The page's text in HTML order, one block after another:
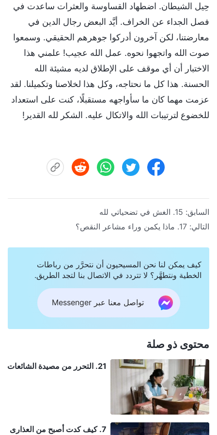
حِيل الشيطان. اضطهاد القساوسة والعثرات ساعدت في
فصل الجداء عن الخراف. أيَّد البعض رجال الدين في
معارضتنا، لكن آخرون أدركوا جوهرهم الحقيقي. وسمعوا
صوت الله واتجهوا نحوه. عمل الله عجيب! علمني هذا
الاختبار أن أي موقف على الإطلاق لديه مشيئة الله
الحسنة. هذا كل ما نحتاجه، وكل هذا لخلاصنا وتكميلنا. لقد
عزمت مهما كان ما سأواجهه مستقبلًا، كنت على استعداد
للخضوع لترتيبات الله والاتكال عليه. الشكر لله القدير!
السابق: 15. الغش في تضحياتي لله
التالي: 17. ماذا يكمن وراء مشاعر النقص؟
كيف يمكن لنا نحن المسيحيون أن نتحرَّر من رباطات
الخطية ونتطهَّر؟ لا تتردد في الاتصال بنا لتجد الطريق.
تواصل معنا عبر Messenger
محتوى ذو صلة
21. التحرر من مصيدة الشائعات
7. كيف كدت أصبح من العذارى